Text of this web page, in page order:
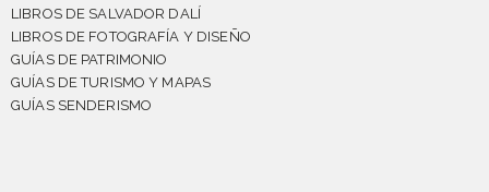
LIBROS DE SALVADOR DALÍ
LIBROS DE FOTOGRAFÍA Y DISEÑO
GUÍAS DE PATRIMONIO
GUÍAS DE TURISMO Y MAPAS
GUÍAS SENDERISMO